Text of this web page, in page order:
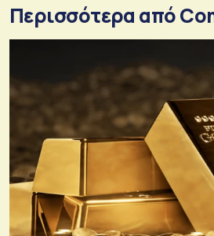
Περισσότερα από